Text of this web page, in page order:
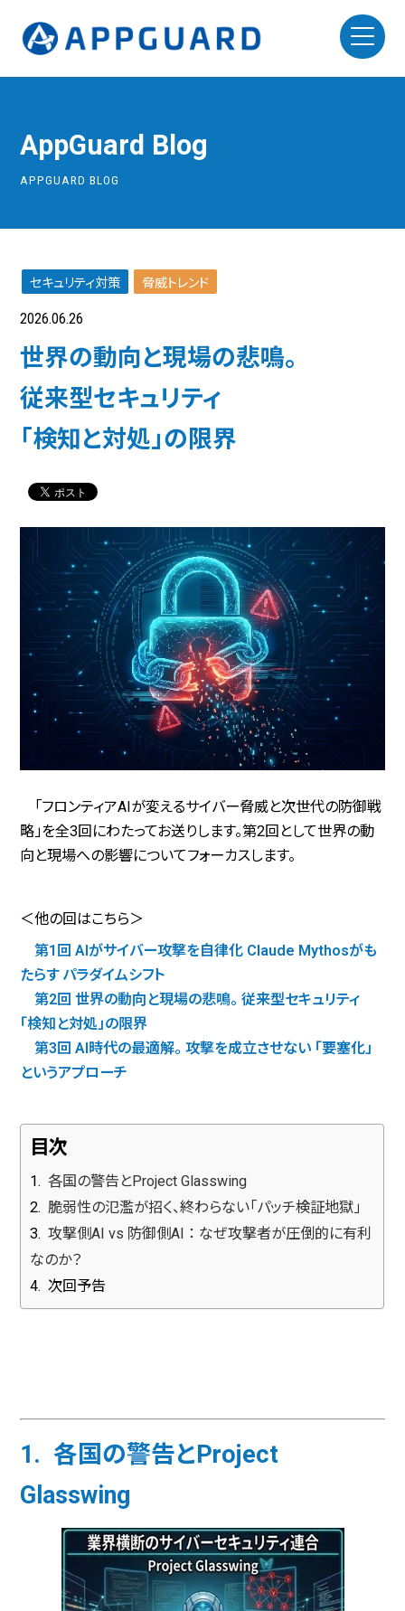
AppGuard Blog
APPGUARD BLOG
セキュリティ対策 脅威トレンド
2026.06.26
世界の動向と現場の悲鳴。
従来型セキュリティ
「検知と対処」の限界
「フロンティアAIが変えるサイバー脅威と次世代の防御戦
略」を全3回にわたってお送りします。第2回として世界の動
向と現場への影響についてフォーカスします。
＜他の回はこちら＞
第1回 AIがサイバー攻撃を自律化 Claude Mythosがも
たらす パラダイムシフト
第2回 世界の動向と現場の悲鳴。 従来型セキュリティ
「検知と対処」の限界
第3回 AI時代の最適解。 攻撃を成立させない 「要塞化」
というアプローチ
目次
各国の警告とProject Glasswing
脆弱性の氾濫が招く、終わらない「パッチ検証地獄」
攻撃側AI vs 防御側AI ： なぜ攻撃者が圧倒的に有利
なのか？
次回予告
1. 各国の警告とProject
Glasswing